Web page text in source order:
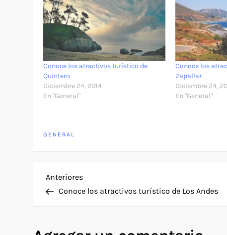
Conoce los atractivos turístico de
Quintero
Diciembre 24, 2014
En "General"
Conoce los
Zapallar
Diciembre 24,
En "General"
GENERAL
N
v
Entrada
anterior
Anteriores
Conoce los atractivos turístico de Los Andes